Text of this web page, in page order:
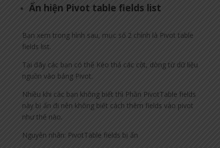
Ẩn hiện Pivot table fields list
Bạn xem trong hình sau, mục số 2 chính là Pivot table
fields list.
Tại đây các bạn có thể Kéo thả các cột, dòng từ dữ liệu
nguồn vào bảng Pivot.
Nhiều khi các bạn không biết thì Phần PivotTable fields
này bị ẩn đi nên không biết cách thêm fields vào pivot
như thế nào.
Nguyên nhân: PivotTable fields bị ẩn